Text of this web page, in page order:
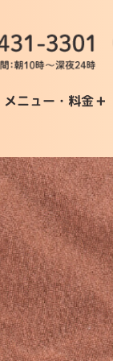
メニュー・料金+